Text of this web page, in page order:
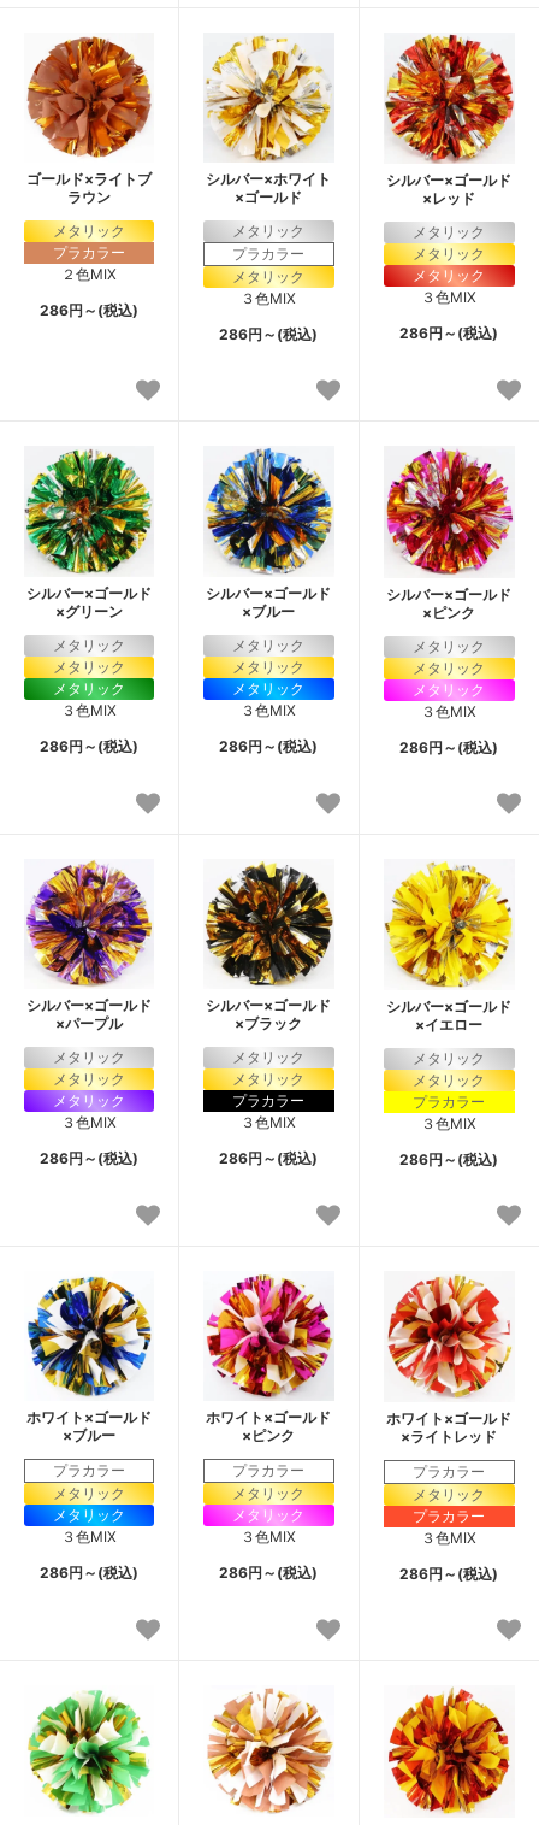
ゴールド×ライトブ
ラウン
メタリック
プラカラー
２色MIX
286円～(税込)
シルバー×ホワイト
×ゴールド
メタリック
プラカラー
メタリック
３色MIX
286円～(税込)
シルバー×ゴールド
×レッド
メタリック
メタリック
メタリック
３色MIX
286円～(税込)
シルバー×ゴールド
×グリーン
メタリック
メタリック
メタリック
３色MIX
286円～(税込)
シルバー×ゴールド
×ブルー
メタリック
メタリック
メタリック
３色MIX
286円～(税込)
シルバー×ゴールド
×ピンク
メタリック
メタリック
メタリック
３色MIX
286円～(税込)
シルバー×ゴールド
×パープル
メタリック
メタリック
メタリック
３色MIX
286円～(税込)
シルバー×ゴールド
×ブラック
メタリック
メタリック
プラカラー
３色MIX
286円～(税込)
シルバー×ゴールド
×イエロー
メタリック
メタリック
プラカラー
３色MIX
286円～(税込)
ホワイト×ゴールド
×ブルー
プラカラー
メタリック
メタリック
３色MIX
286円～(税込)
ホワイト×ゴールド
×ピンク
プラカラー
メタリック
メタリック
３色MIX
286円～(税込)
ホワイト×ゴールド
×ライトレッド
プラカラー
メタリック
プラカラー
３色MIX
286円～(税込)